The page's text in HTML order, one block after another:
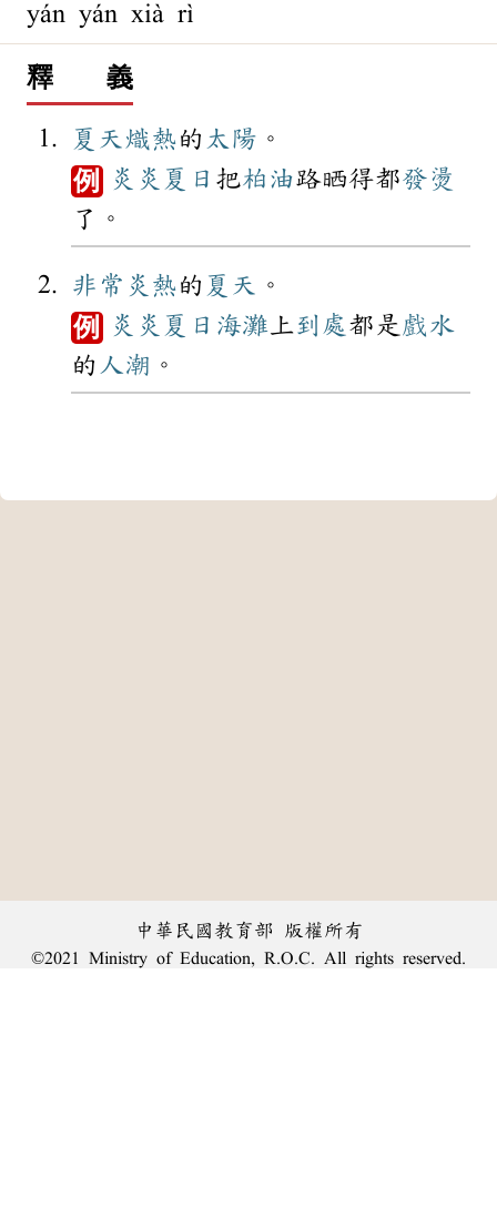
yán yán xià rì
釋 義
夏天 熾熱的 太陽 。
例 炎炎夏日 把柏油路晒得都發燙
了。
非常 炎熱的 夏天 。
例 炎炎夏日 海灘上到處 都是 戲水
的 人潮 。
中華民國教育部 版權所有
©2021 Ministry of Education, R.O.C. All rights reserved.